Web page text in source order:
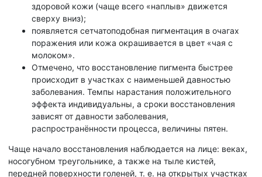
здоровой кожи (чаще всего «наплыв» движется
сверху вниз);
появляется сетчатоподобная пигментация в очагах
поражения или кожа окрашивается в цвет «чая с
молоком».
Отмечено, что восстановление пигмента быстрее
происходит в участках с наименьшей давностью
заболевания. Темпы нарастания положительного
эффекта индивидуальны, а сроки восстановления
зависят от давности заболевания,
распространённости процесса, величины пятен.
Чаще начало восстановления наблюдается на лице: веках,
носогубном треугольнике, а также на тыле кистей,
передней поверхности голеней, т. е. на открытых участках